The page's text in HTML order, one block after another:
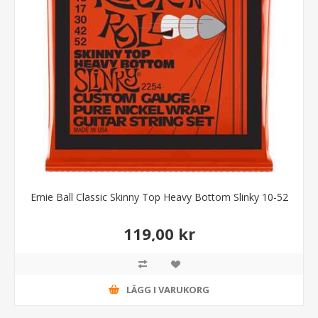
Ernie Ball Classic Skinny Top Heavy Bottom Slinky 10-52
119,00 kr
LÄGG I VARUKORG